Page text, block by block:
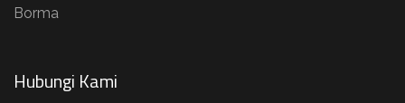
Borma
Hubungi Kami​